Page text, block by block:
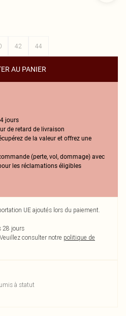
42 44
AU PANIER
jours
de retard de livraison
de la valeur et offrez une
(perte, vol, dommage) avec
les réclamations éligibles
UE ajoutés lors du paiement.
28 jours
Veuillez consulter notre politique de
à statut